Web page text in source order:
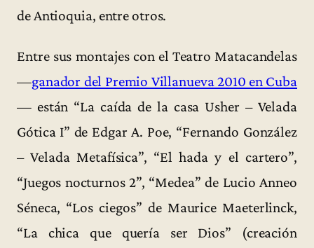
de Antioquia, entre otros.
Entre sus montajes con el Teatro Matacandelas
—ganador del Premio Villanueva 2010 en Cuba
— están “La caída de la casa Usher – Velada
Gótica I” de Edgar A. Poe, “Fernando González
– Velada Metafísica”, “El hada y el cartero”,
“Juegos nocturnos 2”, “Medea” de Lucio Anneo
Séneca, “Los ciegos” de Maurice Maeterlinck,
“La chica que quería ser Dios” (creación